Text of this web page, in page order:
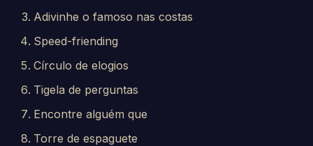
Adivinhe o famoso nas costas
Speed-friending
Círculo de elogios
Tigela de perguntas
Encontre alguém que
Torre de espaguete